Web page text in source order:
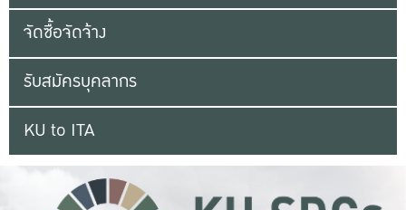
จัดซื้อจัดจ้าง
รับสมัครบุคลากร
KU to ITA